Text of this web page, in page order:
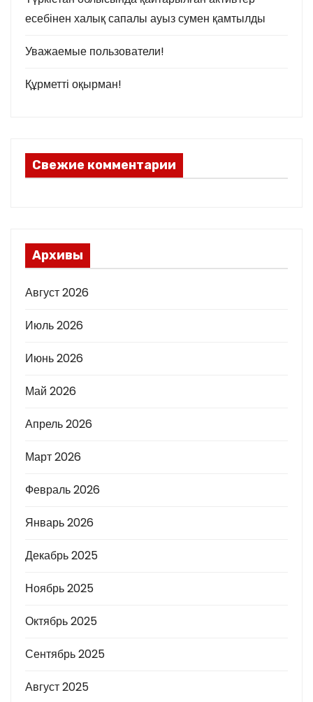
есебінен халық сапалы ауыз сумен қамтылды
Уважаемые пользователи!
Құрметті оқырман!
Свежие комментарии
Архивы
Август 2026
Июль 2026
Июнь 2026
Май 2026
Апрель 2026
Март 2026
Февраль 2026
Январь 2026
Декабрь 2025
Ноябрь 2025
Октябрь 2025
Сентябрь 2025
Август 2025